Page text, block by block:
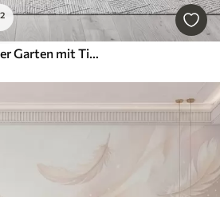
Fototapeten Kaiserlicher Garten mit Tieren im orientalischen Stil – Affe, Leopard, Tiger, Pfau und Reiher